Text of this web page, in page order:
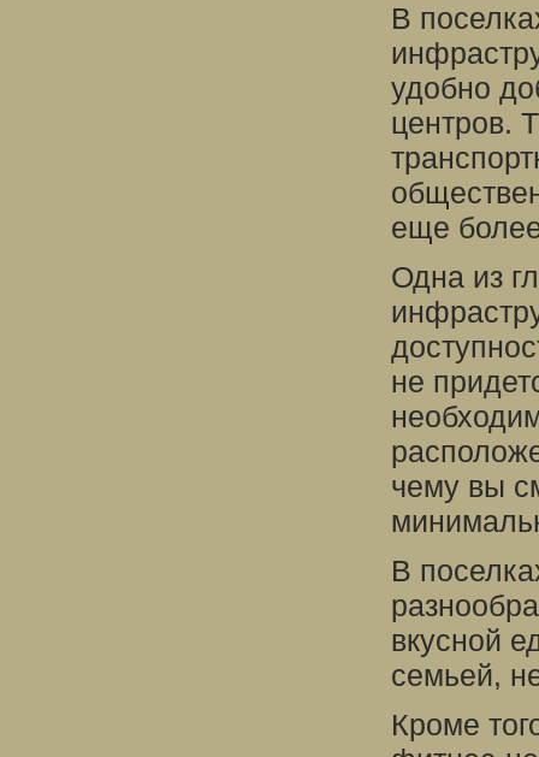
В
удобно
центров.
еще
Одна из
не
чему вы
В
вкусной
семьей,
Кроме